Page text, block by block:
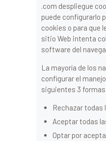
.com despliegue
puede configurarlo
cookies o para que
sitio Web intenta
software del
La mayoría de los
configurar el
siguientes 3
Rechazar todas
Aceptar todas
Optar por